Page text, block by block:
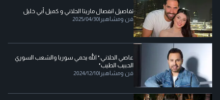
تفاصيل انفصال ماريتا الحلاني و كميل أبي خليل
فن ومشاهير |
2025/04/30
عاصي الحلاني:" الله يحمي سوريا والشعب السوري
الحبيب الطيب"
فن ومشاهير |
2024/12/10